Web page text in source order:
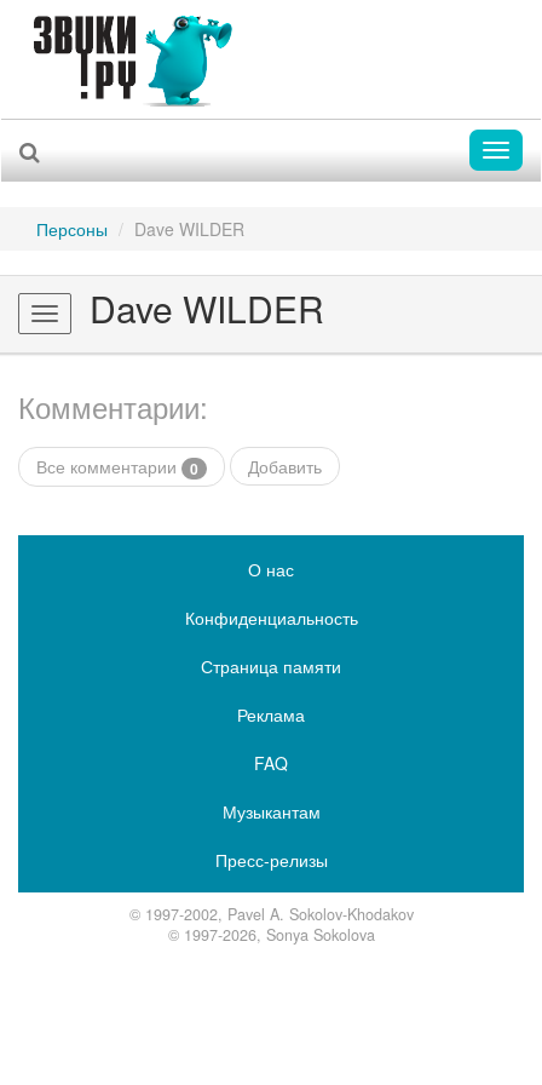
Персоны Dave WILDER
Toggle
navigation
Dave WILDER
Комментарии:
Все комментарии 0 Добавить
О нас
Конфиденциальность
Страница памяти
Реклама
FAQ
Музыкантам
Пресс-релизы
© 1997-2002, Pavel A. Sokolov-Khodakov
© 1997-2026, Sonya Sokolova